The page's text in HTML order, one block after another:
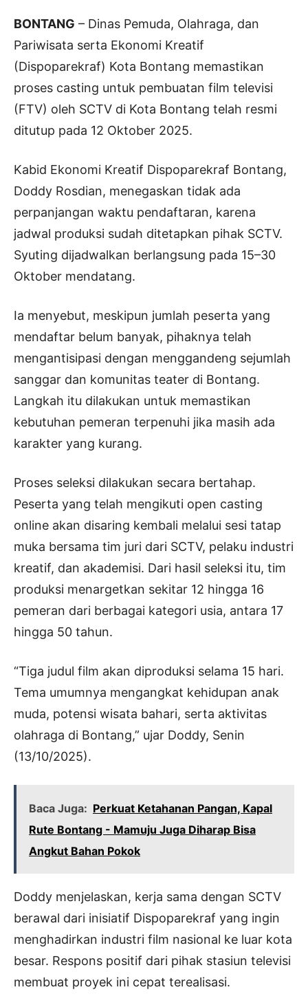
BONTANG – Dinas Pemuda, Olahraga, dan
Pariwisata serta Ekonomi Kreatif
(Dispoparekraf) Kota Bontang memastikan
proses casting untuk pembuatan film televisi
(FTV) oleh SCTV di Kota Bontang telah resmi
ditutup pada 12 Oktober 2025.
Kabid Ekonomi Kreatif Dispoparekraf Bontang,
Doddy Rosdian, menegaskan tidak ada
perpanjangan waktu pendaftaran, karena
jadwal produksi sudah ditetapkan pihak SCTV.
Syuting dijadwalkan berlangsung pada 15–30
Oktober mendatang.
Ia menyebut, meskipun jumlah peserta yang
mendaftar belum banyak, pihaknya telah
mengantisipasi dengan menggandeng sejumlah
sanggar dan komunitas teater di Bontang.
Langkah itu dilakukan untuk memastikan
kebutuhan pemeran terpenuhi jika masih ada
karakter yang kurang.
Proses seleksi dilakukan secara bertahap.
Peserta yang telah mengikuti open casting
online akan disaring kembali melalui sesi tatap
muka bersama tim juri dari SCTV, pelaku industri
kreatif, dan akademisi. Dari hasil seleksi itu, tim
produksi menargetkan sekitar 12 hingga 16
pemeran dari berbagai kategori usia, antara 17
hingga 50 tahun.
“Tiga judul film akan diproduksi selama 15 hari.
Tema umumnya mengangkat kehidupan anak
muda, potensi wisata bahari, serta aktivitas
olahraga di Bontang,” ujar Doddy, Senin
(13/10/2025).
Baca Juga: Perkuat Ketahanan Pangan, Kapal
Rute Bontang - Mamuju Juga Diharap Bisa
Angkut Bahan Pokok
Doddy menjelaskan, kerja sama dengan SCTV
berawal dari inisiatif Dispoparekraf yang ingin
menghadirkan industri film nasional ke luar kota
besar. Respons positif dari pihak stasiun televisi
membuat proyek ini cepat terealisasi.